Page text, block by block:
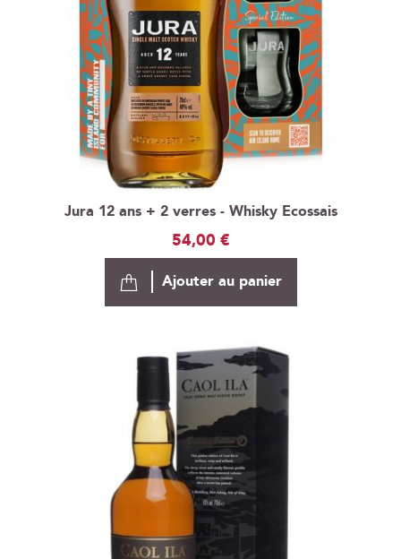
Jura 12 ans + 2 verres - Whisky Ecossais
54,00 €
Ajouter au panier